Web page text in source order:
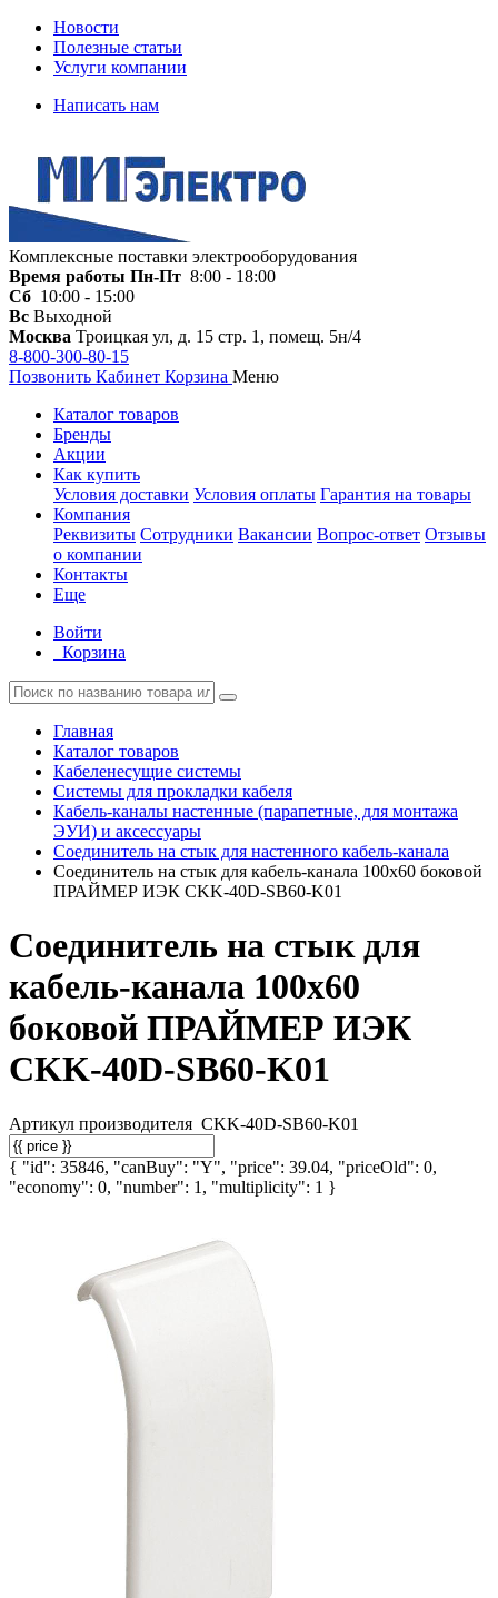
Новости
Полезные статьи
Услуги компании
Написать нам
Комплексные поставки электрооборудования
Время работы Пн-Пт 8:00 - 18:00
Сб 10:00 - 15:00
Вс Выходной
Москва Троицкая ул, д. 15 стр. 1, помещ. 5н/4
8-800-300-80-15
Позвонить Кабинет Корзина Меню
Каталог товаров
Бренды
Акции
Как купить
Условия доставки Условия оплаты Гарантия на товары
Компания
Реквизиты Сотрудники Вакансии Вопрос-ответ Отзывы
о компании
Контакты
Еще
Войти
Корзина
Главная
Каталог товаров
Кабеленесущие системы
Системы для прокладки кабеля
Кабель-каналы настенные (парапетные, для монтажа
ЭУИ) и аксессуары
Соединитель на стык для настенного кабель-канала
Соединитель на стык для кабель-канала 100х60 боковой
ПРАЙМЕР ИЭК CKK-40D-SB60-K01
Соединитель на стык для
кабель-канала 100х60
боковой ПРАЙМЕР ИЭК
CKK-40D-SB60-K01
Артикул производителя CKK-40D-SB60-K01
{ "id": 35846, "canBuy": "Y", "price": 39.04, "priceOld": 0,
"economy": 0, "number": 1, "multiplicity": 1 }